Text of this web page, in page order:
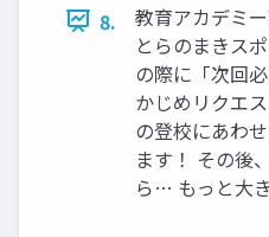
8.
教育アカデミ
とらのまきス
の際に「次回
かじめリクエ
の登校にあわ
ます！ その後
ら… もっと大